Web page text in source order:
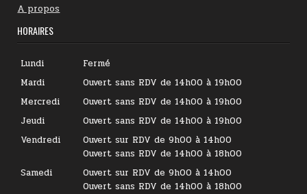
A propos
HORAIRES
Lundi
Fermé
Mardi
Ouvert sans RDV de 14h00 à 19h00
Mercredi
Ouvert sans RDV de 14h00 à 19h00
Jeudi
Ouvert sans RDV de 14h00 à 19h00
Vendredi
Ouvert sur RDV de 9h00 à 14h00
Ouvert sans RDV de 14h00 à 18h00
Samedi
Ouvert sur RDV de 9h00 à 14h00
Ouvert sans RDV de 14h00 à 18h00